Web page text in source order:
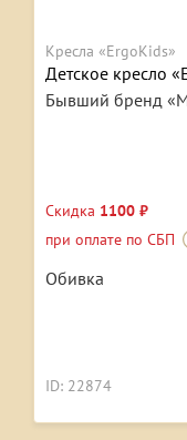
Кресла «ErgoKids»
Детское кресло
Бывший бренд
Скидка 1100 ₽
при оплате по СБП
Обивка
ID: 22874